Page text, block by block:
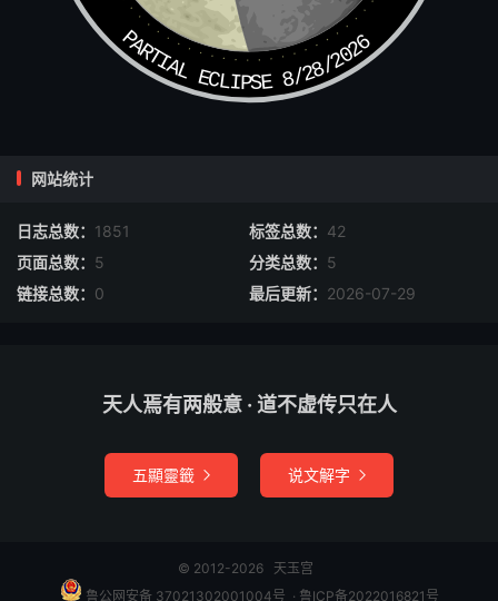
申，不候诸司文字类聚，先为呈进。如奏词文理舛谬，书写
不整，有诸点污，未合格式，全望神功，特为宛转誊奏，请
祈圣旨颁降合属，咸令依奉事理施行。干冒真严，伏候昭
状申
具位臣姓某，诚惶诚恐，稽首顿首，再拜上言。右臣不揆凡
愚，冒干圣听。退思僭渎，甘伏诛夷。臣谨奏为某处某人
拒抑。除已如何，未蒙报应。今欲如何，合具录事情奏闻
PARTIAL ECLIPSE 8/28/2026
网站统计
日志总数： 1851 标签总数： 42
页面总数： 5 分类总数： 5
链接总数： 0 最后更新： 2026-07-29
天人焉有两般意 · 道不虚传只在人
五顯靈籤  说文解字 
© 2012-2026 天玉宫
鲁公网安备 37021302001004号 ​​​ · 鲁ICP备2022016821号